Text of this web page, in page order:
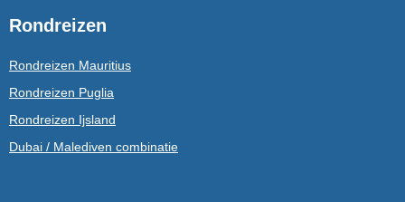
Rondreizen
Rondreizen Mauritius
Rondreizen Puglia
Rondreizen Ijsland
Dubai / Malediven combinatie